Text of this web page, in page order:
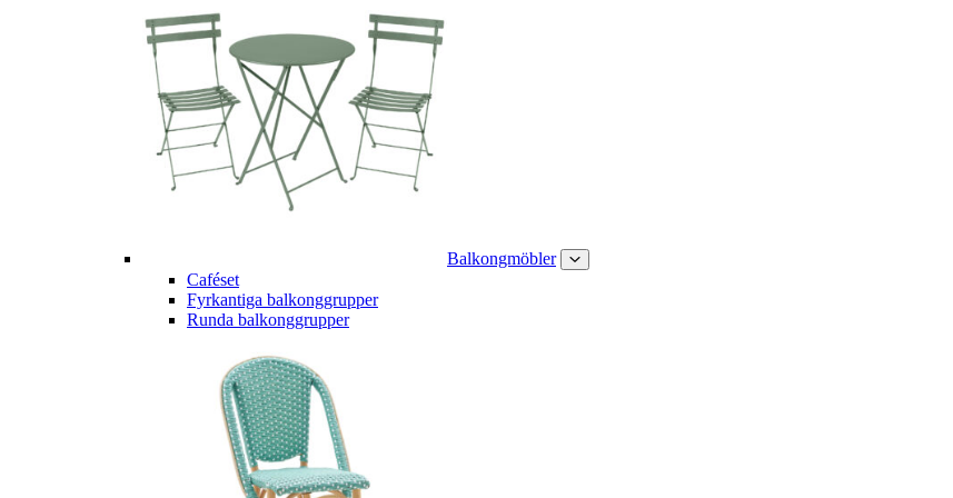
Balkongmöbler
Caféset
Fyrkantiga balkonggrupper
Runda balkonggrupper